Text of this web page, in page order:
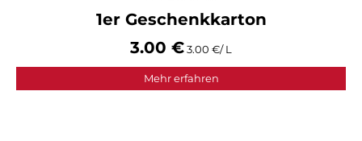
1er Geschenkkarton
3.00 €3.00 €/ L
Mehr erfahren